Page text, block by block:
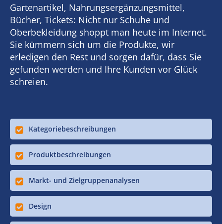
Gartenartikel, Nahrungsergänzungsmittel,
Bücher, Tickets: Nicht nur Schuhe und
Oberbekleidung shoppt man heute im Internet.
Sie kümmern sich um die Produkte, wir
erledigen den Rest und sorgen dafür, dass Sie
gefunden werden und Ihre Kunden vor Glück
schreien.
Kategoriebeschreibungen
Produktbeschreibungen
Markt- und Zielgruppenanalysen
Design